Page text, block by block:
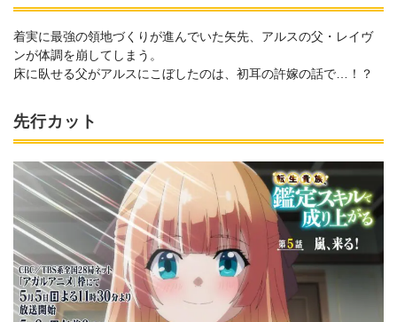
着実に最強の領地づくりが進んでいた矢先、アルスの父・レイヴ
ンが体調を崩してしまう。
床に臥せる父がアルスにこぼしたのは、初耳の許嫁の話で…！？
先行カット